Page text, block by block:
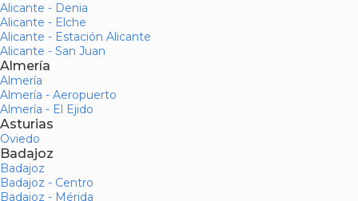
Alicante - Denia
Alicante - Elche
Alicante - Estación Alicante
Alicante - San Juan
Almería
Almería
Almería - Aeropuerto
Almería - El Ejido
Asturias
Oviedo
Badajoz
Badajoz
Badajoz - Centro
Badajoz - Mérida